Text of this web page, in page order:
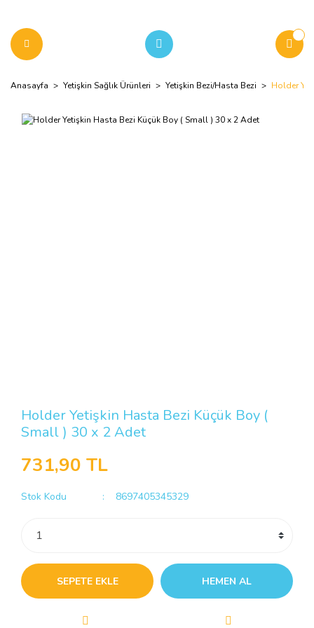
Anasayfa Yetişkin Sağlık Ürünleri Yetişkin Bezi/Hasta Bezi Holder
Holder Yetişkin Hasta Bezi Küçük Boy (
Small ) 30 x 2 Adet
731,90 TL
Stok Kodu 8697405345329
SEPETE EKLE HEMEN AL